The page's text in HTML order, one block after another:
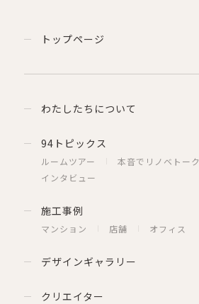
トップページ
わたしたちについて
94トピックス
ルームツアー 本音でリノベトーク
インタビュー
施工事例
マンション 店舗 オフィス
デザインギャラリー
クリエイター